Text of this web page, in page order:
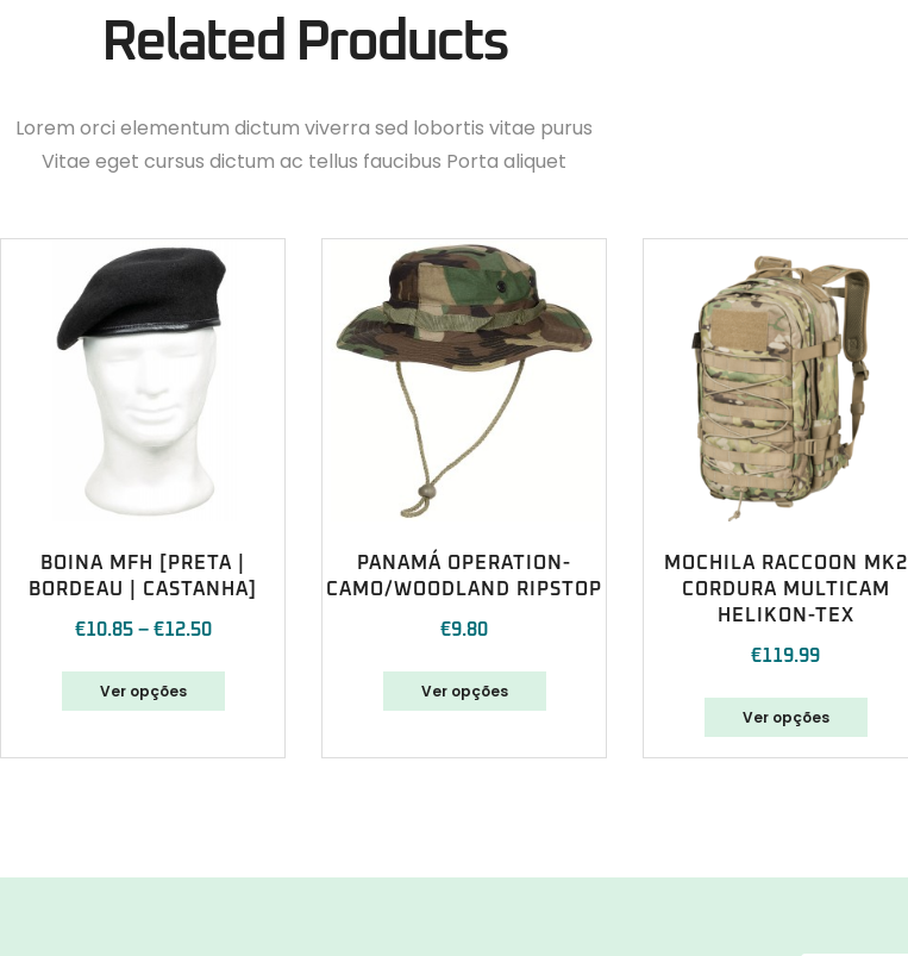
Related Products
Lorem orci elementum dictum viverra sed lobortis vitae purus
Vitae eget cursus dictum ac tellus faucibus Porta aliquet
BOINA MFH [PRETA |
BORDEAU | CASTANHA]
€10.85 – €12.50
Ver opções
PANAMÁ OPERATION-
CAMO/WOODLAND RIPSTOP
€9.80
Ver opções
MOCHILA RACCOON MK2
CORDURA MULTICAM
HELIKON-TEX
€119.99
Ver opções